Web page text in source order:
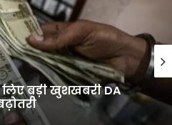
लिए बड़ी खुशखबरी DA